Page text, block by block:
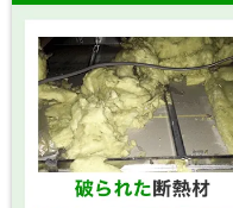
インのある通り道に
鼠剤）を配置して駆
め、罠の配置にはプ
封鎖：ネズミは1cm
気口、配管の隙間、
テや金網で塞ぎます。
用して追い出します
辿って侵入口を特定
捕獲：ハクビシンも
り、勝手に捕獲する
許可を得て箱わなを
サにして捕獲します